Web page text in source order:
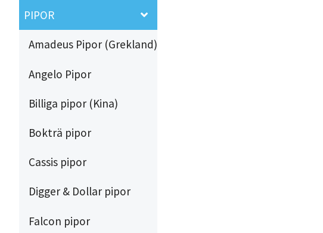
PIPOR
Amadeus Pipor (Grekland)
Angelo Pipor
Billiga pipor (Kina)
Bokträ pipor
Cassis pipor
Digger & Dollar pipor
Falcon pipor